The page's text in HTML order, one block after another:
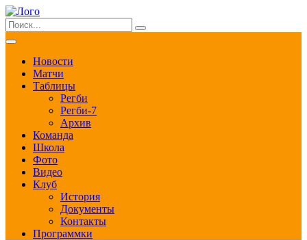
Новости
Матчи
Таблицы
Регби
Регби-7
Архив
Команда
Школа
Фото
Видео
Клуб
История
Документы
Контакты
Программки